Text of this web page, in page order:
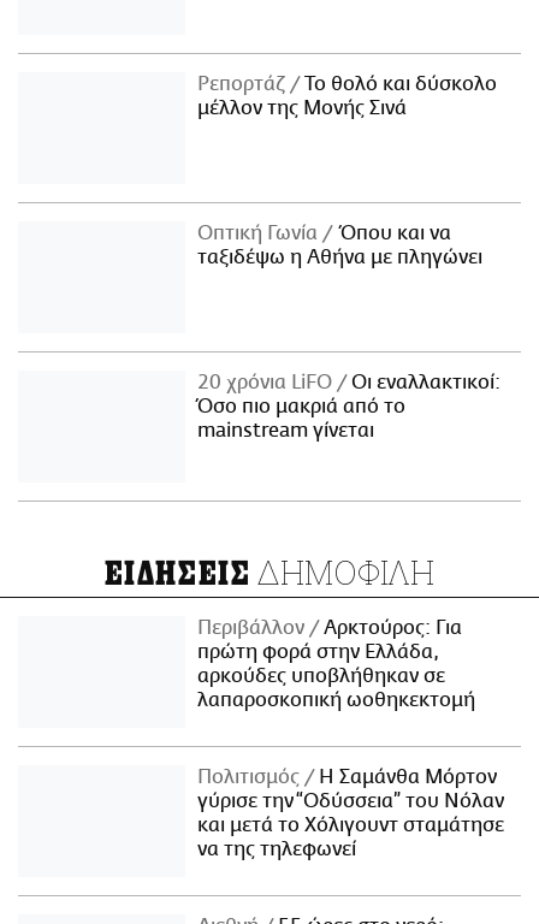
Ρεπορτάζ
Το θολό και δύσκολο
μέλλον της Μονής Σινά
Οπτική Γωνία
Όπου και να
ταξιδέψω η Αθήνα με πληγώνει
20 χρόνια LiFO
Οι εναλλακτικοί:
Όσο πιο μακριά από το
mainstream γίνεται
ΕΙΔΗΣΕΙΣ ΔΗΜΟΦΙΛΗ
Περιβάλλον
Αρκτούρος: Για
πρώτη φορά στην Ελλάδα,
αρκούδες υποβλήθηκαν σε
λαπαροσκοπική ωοθηκεκτομή
Πολιτισμός
Η Σαμάνθα Μόρτον
γύρισε την “Οδύσσεια” του Νόλαν
και μετά το Χόλιγουντ σταμάτησε
να της τηλεφωνεί